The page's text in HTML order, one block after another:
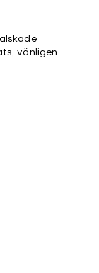
vänligen